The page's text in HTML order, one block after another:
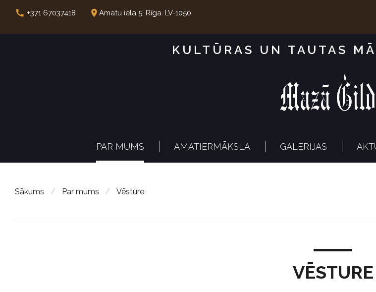
e
call +371 67037418 place Amatu iela 5, Rīga. LV-1050
KULTŪRAS UN TAUTAS
PAR MUMS AMATIERMĀKSLA GALERIJAS
Sākums / Par mums / Vēsture
VĒSTURE